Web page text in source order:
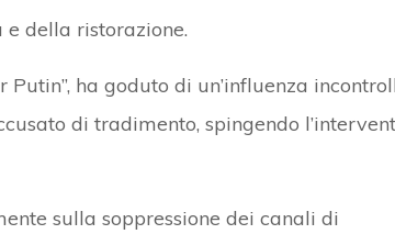
della ristorazione.
ha goduto di un’influenza
di tradimento, spingendo
sulla soppressione dei canali di